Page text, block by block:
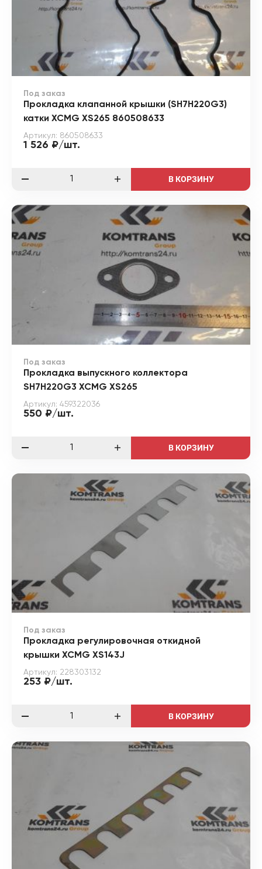
Под заказ
Прокладка клапанной крышки (SH7H220G3)
катки XCMG XS265 860508633
Артикул: 860508633
1 526 ₽/шт.
В КОРЗИНУ
Под заказ
Прокладка выпускного коллектора
SH7H220G3 XCMG XS265
Артикул: 459322036
550 ₽/шт.
В КОРЗИНУ
Под заказ
Прокладка регулировочная откидной
крышки XCMG XS143J
Артикул: 228303132
253 ₽/шт.
В КОРЗИНУ